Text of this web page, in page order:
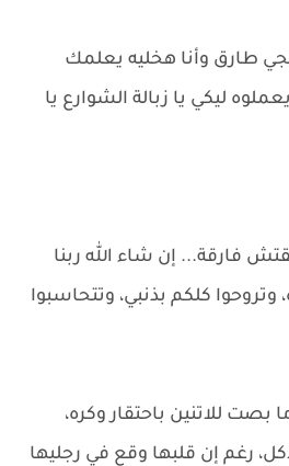
طارق وأنا هخليه يعلمك
ليكي يا زبالة الشوارع يا
فارقة... إن شاء الله ربنا
كلكم بذنبي، وتتحاسبوا
للاتنين باحتقار وكره،
رغم إن قلبها وقع في رجليها